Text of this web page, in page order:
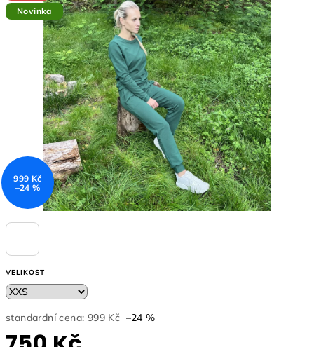
VELIKOST
standardní cena: 999 Kč –24 %
je
0,0
z
5
hvězdiček.
Novinka
999 Kč
–24 %